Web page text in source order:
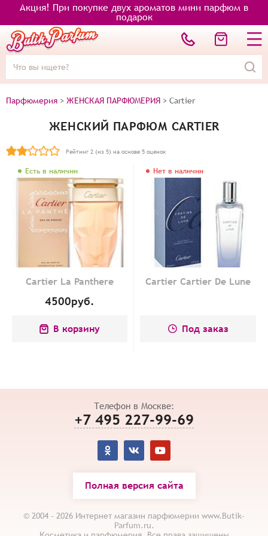
Акция! При покупке двух ароматов мини парфюм в
подарок
Парфюмерия > ЖЕНСКАЯ ПАРФЮМЕРИЯ > Cartier
ЖЕНСКИЙ ПАРФЮМ CARTIER
Рейтинг 2 (из 5) на основе 5 оценок
Есть в наличии
Cartier La Panthere
4500руб.
В корзину
Нет в наличии
Cartier Cartier De Lune
Под заказ
Телефон в Москве:
+7 495 227-99-69
Полная версия сайта
© 2004 - 2026 Интернет магазин парфюмерии www.Butik-
Parfum.ru.